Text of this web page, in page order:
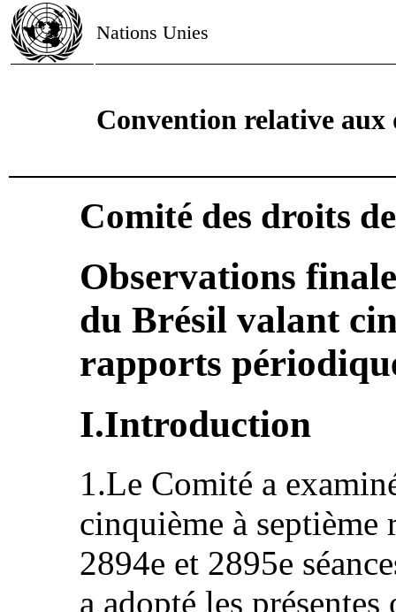
Nations Unies
Convention relative aux
Comité des droits
Observations
du Brésil valant
rapports
I.Introduction
1.Le Comité a
cinquième à septième
2894e et 2895e
a adopté les